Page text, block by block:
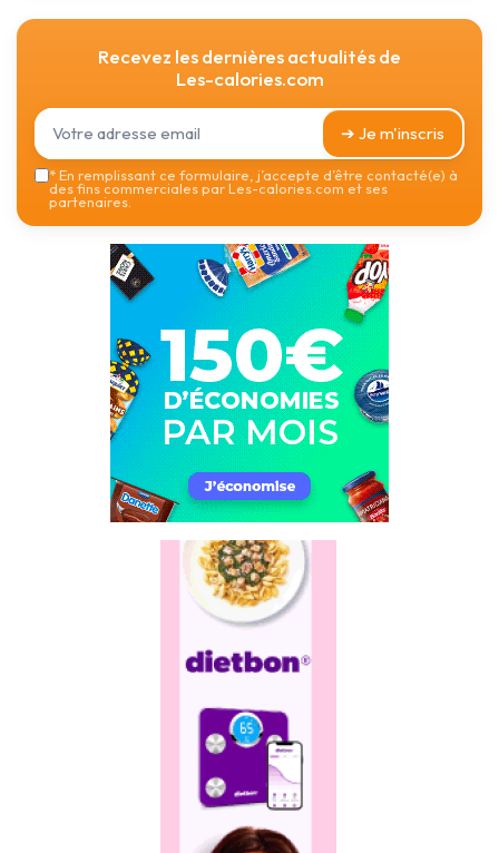
Recevez les dernières actualités de
Les-calories.com
➔ Je m'inscris
*En remplissant ce formulaire, j’accepte d’être contacté(e) à
des fins commerciales par Les-calories.com et ses
partenaires.